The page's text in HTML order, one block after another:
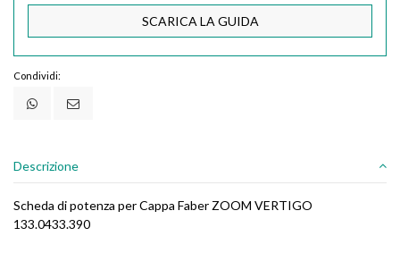
SCARICA LA GUIDA
Condividi:
Descrizione
Scheda di potenza per Cappa Faber ZOOM VERTIGO
133.0433.390